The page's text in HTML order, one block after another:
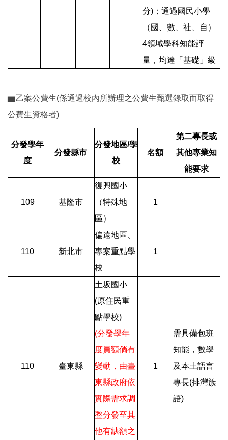
分)；通過國民小學
（國、數、社、自）
4領域學科知能評
量，均達「基礎」級
▆乙案公費生(係通過校內所辦理之公費生甄選錄取而取得
公費生資格者)
分發學年
度
分發縣市
分發地區/學
校
名額
第二專長或
其他專業知
能要求
109 基隆市
復興國小
（特殊地
區）
1
110 新北市
偏遠地區、
專案重點學
校
1
110 臺東縣
土坂國小
(原住民重
點學校)
(分發學年
度員額倘有
變動，由臺
東縣政府依
實際需求調
整分發至其
他有缺額之
1
需具備包班
知能，數學
及本土語言
專長(排灣族
語)